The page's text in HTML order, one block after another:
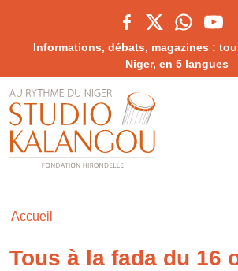
Informations, débats, magazines :
Niger, en 5 langues
Accueil
Tous à la fada du 16